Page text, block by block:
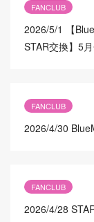
FANCLUB
2026/5/1
【
STAR交換】5
FANCLUB
2026/4/30
FANCLUB
2026/4/28